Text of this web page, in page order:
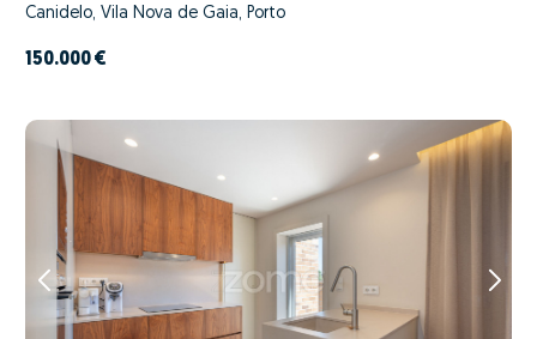
Canidelo, Vila Nova de Gaia, Porto
150.000 €